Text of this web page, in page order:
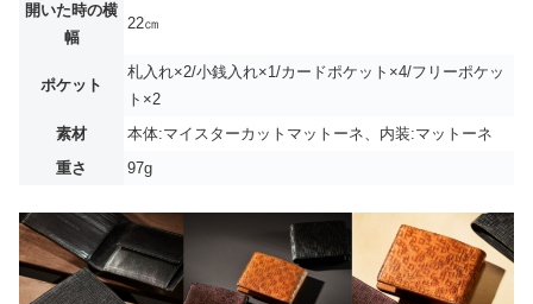
開いた時の横
幅
22㎝
ポケット
札入れ×2/小銭入れ×1/カードポケット×4/フリーポケッ
ト×2
素材
本体:マイスターカットマットーネ、内装:マットーネ
重さ
97g